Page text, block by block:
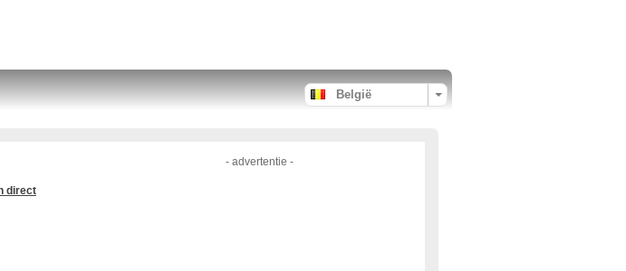
België
- advertentie -
direct